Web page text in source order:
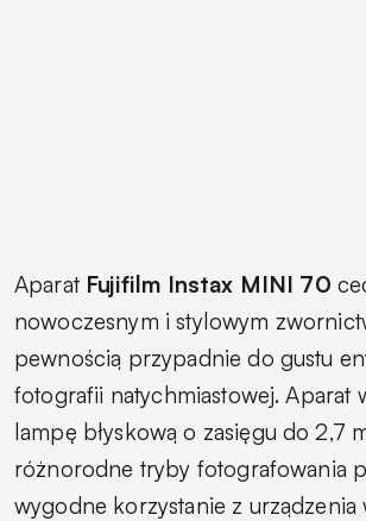
Aparat Fujifilm Instax MINI 70
nowoczesnym i stylowym
pewnością przypadnie do gustu
fotografii natychmiastowej. Aparat
lampę błyskową o zasięgu do 2,7
różnorodne tryby fotografowania
wygodne korzystanie z